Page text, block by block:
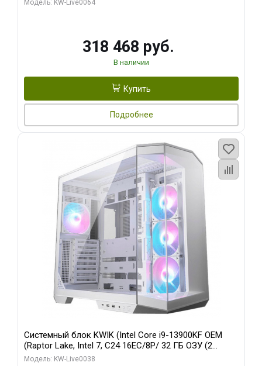
Модель: KW-Live0064
318 468 руб.
В наличии
Купить
Подробнее
Системный блок KWIK (Intel Core i9-13900KF OEM
(Raptor Lake, Intel 7, C24 16EC/8P/ 32 ГБ ОЗУ (2
модуля)/ Gigabyte RX9070XT GAMING OC 16GB GDDR6
Модель: KW-Live0038